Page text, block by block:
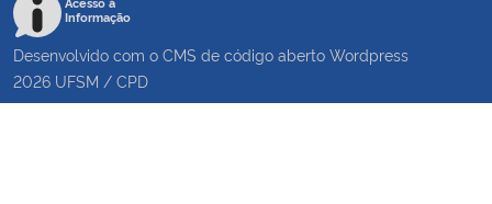
Informação
Desenvolvido com o CMS de código aberto Wordpress
2026 UFSM / CPD